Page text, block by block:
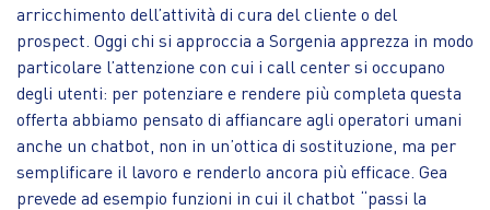
arricchimento dell’attività di cura del cliente o del
prospect. Oggi chi si approccia a Sorgenia apprezza in modo
particolare l’attenzione con cui i call center si occupano
degli utenti: per potenziare e rendere più completa questa
offerta abbiamo pensato di affiancare agli operatori umani
anche un chatbot, non in un’ottica di sostituzione, ma per
semplificare il lavoro e renderlo ancora più efficace. Gea
prevede ad esempio funzioni in cui il chatbot “passi la